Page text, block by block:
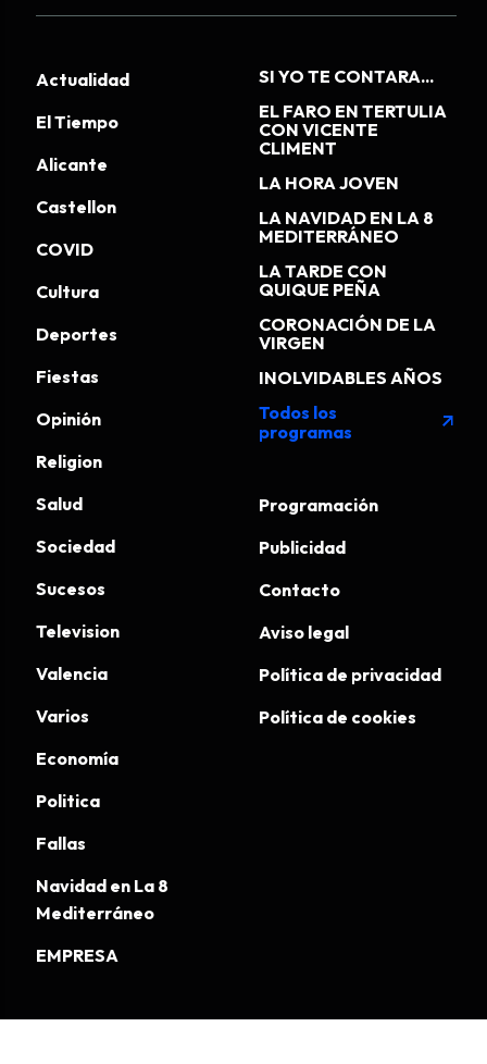
Actualidad
El Tiempo
Alicante
Castellon
COVID
Cultura
Deportes
Fiestas
Opinión
Religion
Salud
Sociedad
Sucesos
Television
Valencia
Varios
Economía
Politica
Fallas
Navidad en La 8
Mediterráneo
EMPRESA
SI YO TE CONTARA...
EL FARO EN TERTULIA
CON VICENTE
CLIMENT
LA HORA JOVEN
LA NAVIDAD EN LA 8
MEDITERRÁNEO
LA TARDE CON
QUIQUE PEÑA
CORONACIÓN DE LA
VIRGEN
INOLVIDABLES AÑOS
Todos los
programas
arrow_outward
Programación
Publicidad
Contacto
Aviso legal
Política de privacidad
Política de cookies